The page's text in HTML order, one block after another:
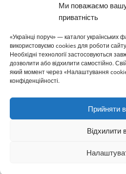
Ми поважаємо
приватність
«Українці поруч» — каталог українських
використовуємо cookies для роботи
Необхідні технології застосовуються
дозволити або відхилити самостійно.
який момент через «Налаштування
конфіденційності.
Прийняти
Відхилити
Політика конфіденційності / Datenschutz
Умови користування / AGB
Право на відмову / Widerrufsbelehrung
СЕРВІС
Доступність
Налаштування cookies
© 2026 Українці поруч · Зроблено з